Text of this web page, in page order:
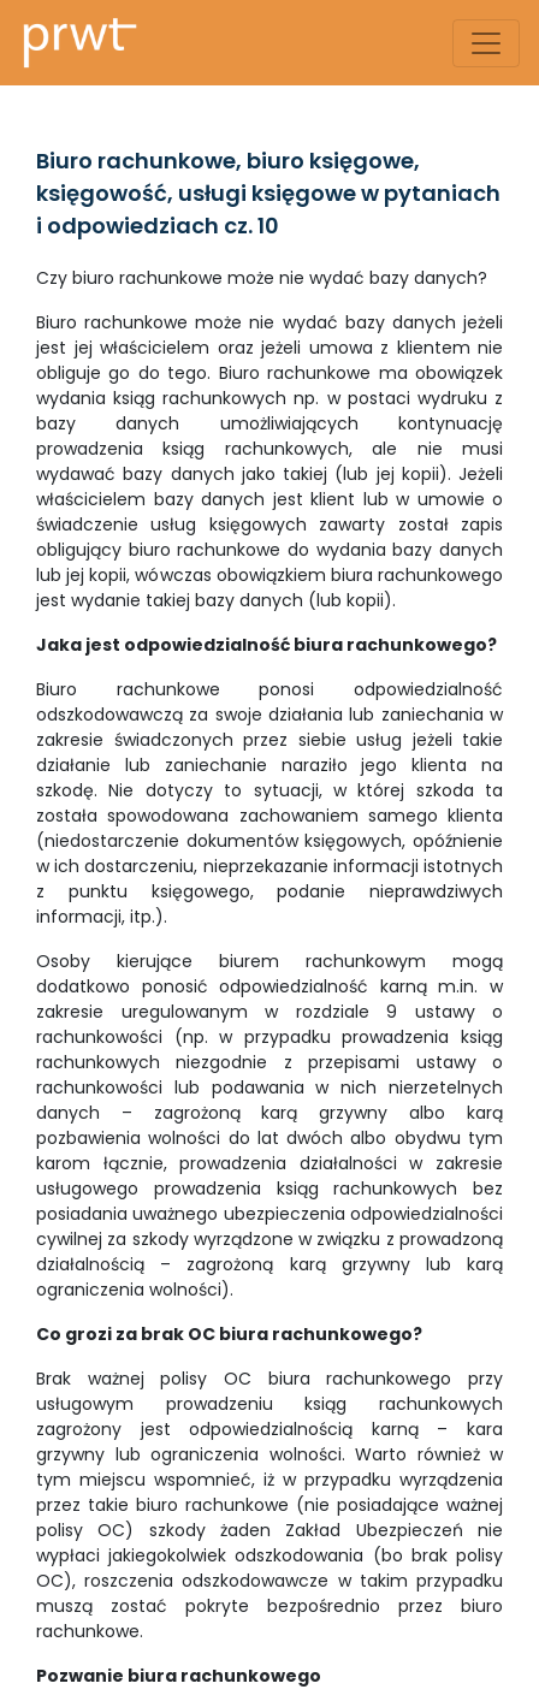
Biuro rachunkowe, biuro księgowe,
księgowość, usługi księgowe w pytaniach
i odpowiedziach cz. 10
Czy biuro rachunkowe może nie wydać bazy danych?
Biuro rachunkowe może nie wydać bazy danych jeżeli
jest jej właścicielem oraz jeżeli umowa z klientem nie
obliguje go do tego. Biuro rachunkowe ma obowiązek
wydania ksiąg rachunkowych np. w postaci wydruku z
bazy danych umożliwiających kontynuację
prowadzenia ksiąg rachunkowych, ale nie musi
wydawać bazy danych jako takiej (lub jej kopii). Jeżeli
właścicielem bazy danych jest klient lub w umowie o
świadczenie usług księgowych zawarty został zapis
obligujący biuro rachunkowe do wydania bazy danych
lub jej kopii, wówczas obowiązkiem biura rachunkowego
jest wydanie takiej bazy danych (lub kopii).
Jaka jest odpowiedzialność biura rachunkowego?
Biuro rachunkowe ponosi odpowiedzialność
odszkodowawczą za swoje działania lub zaniechania w
zakresie świadczonych przez siebie usług jeżeli takie
działanie lub zaniechanie naraziło jego klienta na
szkodę. Nie dotyczy to sytuacji, w której szkoda ta
została spowodowana zachowaniem samego klienta
(niedostarczenie dokumentów księgowych, opóźnienie
w ich dostarczeniu, nieprzekazanie informacji istotnych
z punktu księgowego, podanie nieprawdziwych
informacji, itp.).
Osoby kierujące biurem rachunkowym mogą
dodatkowo ponosić odpowiedzialność karną m.in. w
zakresie uregulowanym w rozdziale 9 ustawy o
rachunkowości (np. w przypadku prowadzenia ksiąg
rachunkowych niezgodnie z przepisami ustawy o
rachunkowości lub podawania w nich nierzetelnych
danych – zagrożoną karą grzywny albo karą
pozbawienia wolności do lat dwóch albo obydwu tym
karom łącznie, prowadzenia działalności w zakresie
usługowego prowadzenia ksiąg rachunkowych bez
posiadania uważnego ubezpieczenia odpowiedzialności
cywilnej za szkody wyrządzone w związku z prowadzoną
działalnością – zagrożoną karą grzywny lub karą
ograniczenia wolności).
Co grozi za brak OC biura rachunkowego?
Brak ważnej polisy OC biura rachunkowego przy
usługowym prowadzeniu ksiąg rachunkowych
zagrożony jest odpowiedzialnością karną – kara
grzywny lub ograniczenia wolności. Warto również w
tym miejscu wspomnieć, iż w przypadku wyrządzenia
przez takie biuro rachunkowe (nie posiadające ważnej
polisy OC) szkody żaden Zakład Ubezpieczeń nie
wypłaci jakiegokolwiek odszkodowania (bo brak polisy
OC), roszczenia odszkodowawcze w takim przypadku
muszą zostać pokryte bezpośrednio przez biuro
rachunkowe.
Pozwanie biura rachunkowego